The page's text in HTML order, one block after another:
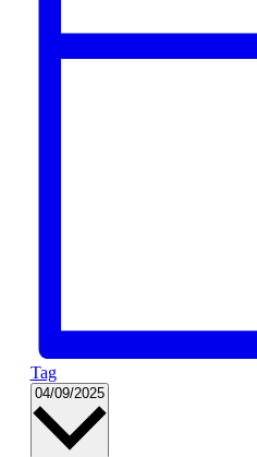
Tag
04/09/2025 Datum